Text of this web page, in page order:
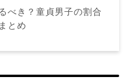
べき？童貞男子の割合
とめ